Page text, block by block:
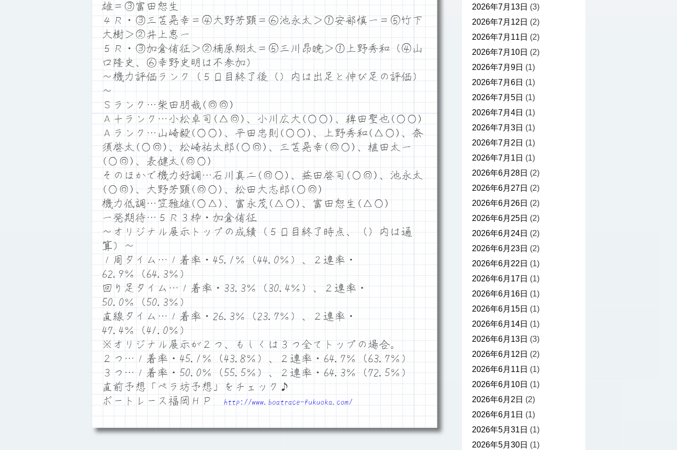
雄＝③富田恕生
４Ｒ・③三苫晃幸＝④大野芳顕＝⑥池永太＞①安部慎一＝⑤竹下
大樹＞②井上恵一
５Ｒ・③加倉侑征＞②楠原翔太＝⑤三川昂暁＞①上野秀和（④山
口隆史、⑥幸野史明は不参加）
～機力評価ランク（５日目終了後（）内は出足と伸び足の評価）
～
Ｓランク…柴田朋哉(◎◎)
Ａ＋ランク…小松卓司(△◎)、小川広大(○○)、稗田聖也(○○)
Ａランク…山崎毅(○○)、平田忠則(○○)、上野秀和(△○)、奈
須啓太(○◎)、松崎祐太郎(○◎)、三苫晃幸(◎○)、植田太一
(○◎)、表健太(◎○)
そのほかで機力好調…石川真二(◎○)、益田啓司(○◎)、池永太
(○◎)、大野芳顕(◎○)、松田大志郎(○◎)
機力低調…笠雅雄(○△)、富永茂(△○)、富田恕生(△○)
一発期待…５Ｒ３枠・加倉侑征
～オリジナル展示トップの成績（５日目終了時点、（）内は通
算）～
１周タイム…１着率・45.1％（44.0％）、２連率・
62.9％（64.3％）
回り足タイム…１着率・33.3％（30.4％）、２連率・
50.0％（50.3％）
直線タイム…１着率・26.3％（23.7％）、２連率・
47.4％（41.0％）
※オリジナル展示が２つ、もしくは３つ全てトップの場合。
２つ…１着率・45.1％（43.8％）、２連率・64.7％（63.7％）
３つ…１着率・50.0％（55.5％）、２連率・64.3％（72.5％）
直前予想「ペラ坊予想」をチェック♪
ボートレース福岡ＨＰ
http://www.boatrace-fukuoka.com/
2026年7月13日 (3)
2026年7月12日 (2)
2026年7月11日 (2)
2026年7月10日 (2)
2026年7月9日 (1)
2026年7月6日 (1)
2026年7月5日 (1)
2026年7月4日 (1)
2026年7月3日 (1)
2026年7月2日 (1)
2026年7月1日 (1)
2026年6月28日 (2)
2026年6月27日 (2)
2026年6月26日 (2)
2026年6月25日 (2)
2026年6月24日 (2)
2026年6月23日 (2)
2026年6月22日 (1)
2026年6月17日 (1)
2026年6月16日 (1)
2026年6月15日 (1)
2026年6月14日 (1)
2026年6月13日 (3)
2026年6月12日 (2)
2026年6月11日 (1)
2026年6月10日 (1)
2026年6月2日 (2)
2026年6月1日 (1)
2026年5月31日 (1)
2026年5月30日 (1)